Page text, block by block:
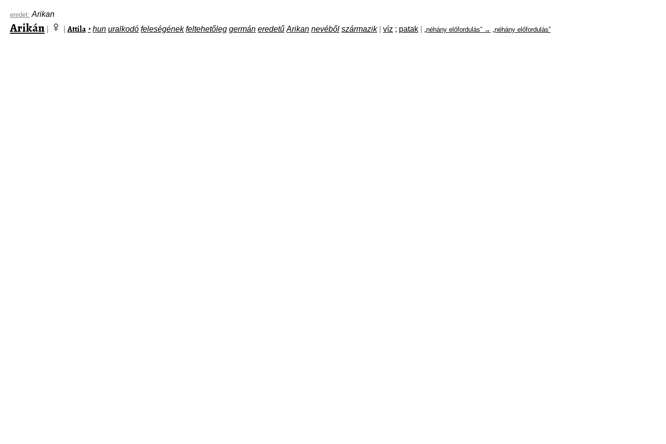
eredet: Arikan
Arikán ♀ Attila ‣ hun uralkodó feleségének feltehetőleg germán eredetű Arikan nevéből származik víz ; patak „néhány előfordulás” → „néhány előfordulás”